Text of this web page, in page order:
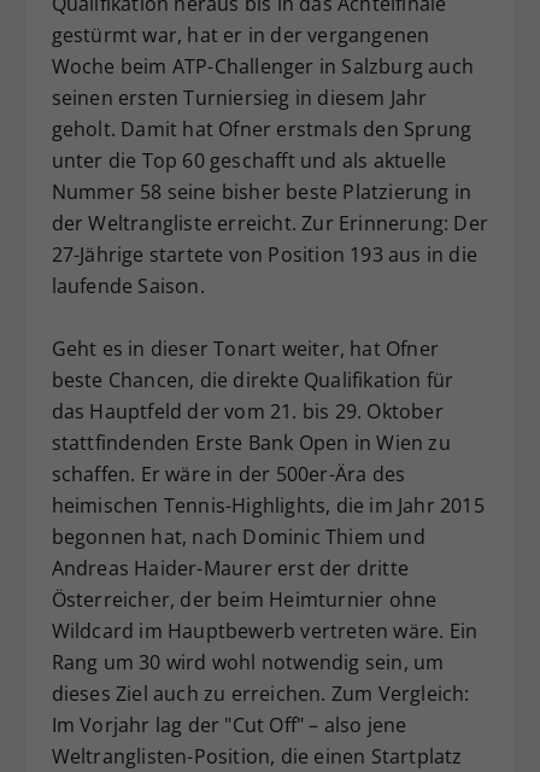
gestürmt war, hat er in der vergangenen
Woche beim ATP-Challenger in Salzburg auch
seinen ersten Turniersieg in diesem Jahr
geholt. Damit hat Ofner erstmals den Sprung
unter die Top 60 geschafft und als aktuelle
Nummer 58 seine bisher beste Platzierung in
der Weltrangliste erreicht. Zur Erinnerung: Der
27-Jährige startete von Position 193 aus in die
laufende Saison.
Geht es in dieser Tonart weiter, hat Ofner
beste Chancen, die direkte Qualifikation für
das Hauptfeld der vom 21. bis 29. Oktober
stattfindenden Erste Bank Open in Wien zu
schaffen. Er wäre in der 500er-Ära des
heimischen Tennis-Highlights, die im Jahr 2015
begonnen hat, nach Dominic Thiem und
Andreas Haider-Maurer erst der dritte
Österreicher, der beim Heimturnier ohne
Wildcard im Hauptbewerb vertreten wäre. Ein
Rang um 30 wird wohl notwendig sein, um
dieses Ziel auch zu erreichen. Zum Vergleich:
Im Vorjahr lag der "Cut Off" – also jene
Weltranglisten-Position, die einen Startplatz
Zweck
Dieser Wert speichert Ihre Consent-
Einstellungen. Unter anderem eine
zufällig generierte ID, für die
historische Speicherung Ihrer
vorgenommen Einstellungen, falls der
Webseiten-Betreiber dies eingestellt
hat.